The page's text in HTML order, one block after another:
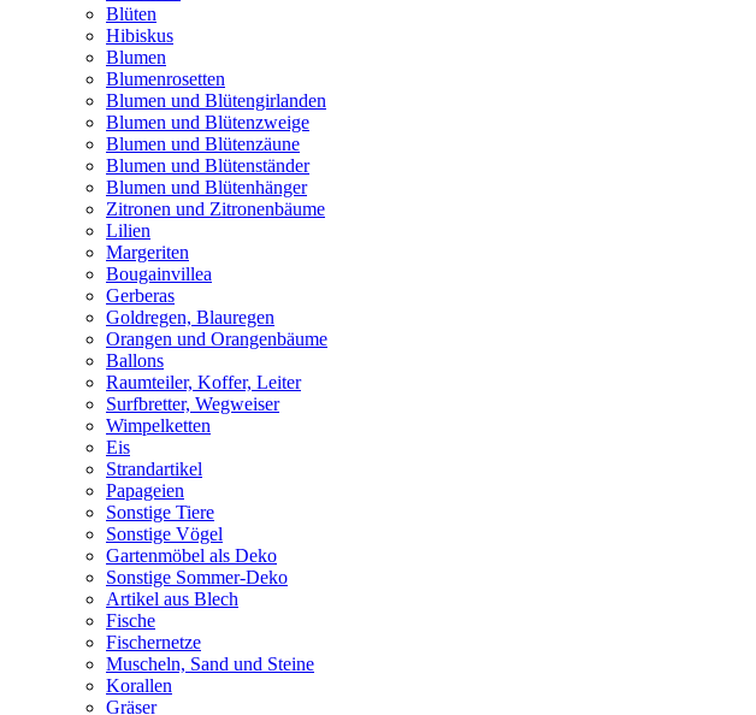
Blüten
Hibiskus
Blumen
Blumenrosetten
Blumen und Blütengirlanden
Blumen und Blütenzweige
Blumen und Blütenzäune
Blumen und Blütenständer
Blumen und Blütenhänger
Zitronen und Zitronenbäume
Lilien
Margeriten
Bougainvillea
Gerberas
Goldregen, Blauregen
Orangen und Orangenbäume
Ballons
Raumteiler, Koffer, Leiter
Surfbretter, Wegweiser
Wimpelketten
Eis
Strandartikel
Papageien
Sonstige Tiere
Sonstige Vögel
Gartenmöbel als Deko
Sonstige Sommer-Deko
Artikel aus Blech
Fische
Fischernetze
Muscheln, Sand und Steine
Korallen
Gräser